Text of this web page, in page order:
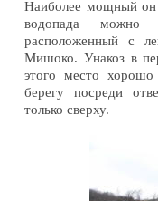
Наиболее мощный он
водопада можно
расположенный с
Мишоко. Унакоз в
этого место
берегу посреди
только сверху.